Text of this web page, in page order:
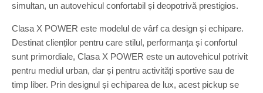
simultan, un autovehicul confortabil și deopotrivă prestigios.
Clasa X POWER este modelul de vârf ca design și echipare.
Destinat clienților pentru care stilul, performanța și confortul
sunt primordiale, Clasa X POWER este un autovehicul potrivit
pentru mediul urban, dar și pentru activități sportive sau de
timp liber. Prin designul și echiparea de lux, acest pickup se